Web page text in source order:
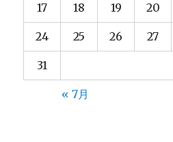
17 18 19 20
24 25 26 27
31
« 7月